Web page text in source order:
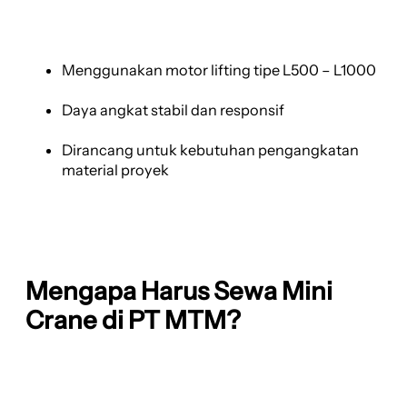
Menggunakan motor lifting tipe L500 – L1000
Daya angkat stabil dan responsif
Dirancang untuk kebutuhan pengangkatan
material proyek
Mengapa Harus Sewa Mini
Crane di PT MTM?